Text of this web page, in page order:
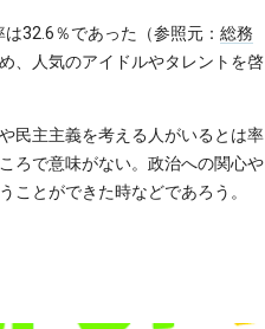
32.6％であった（参照元： 総務
、人気のアイドルやタレントを啓
民主主義を考える人がいるとは率
ろで意味がない。政治への関心や
とができた時などであろう。